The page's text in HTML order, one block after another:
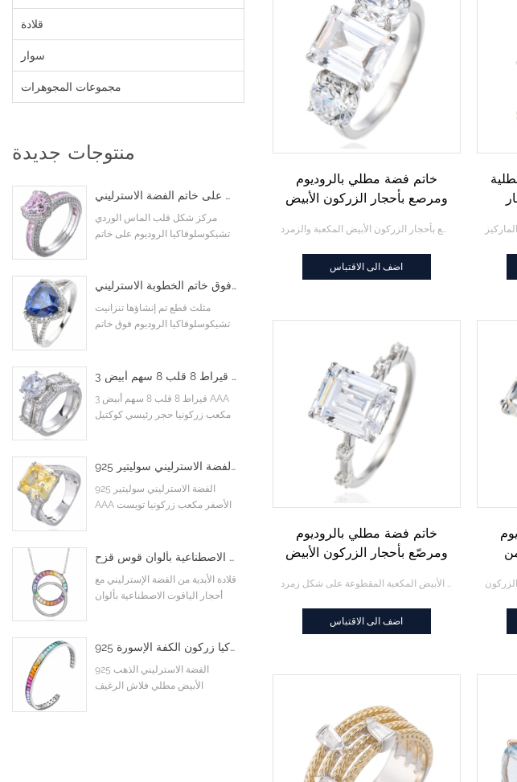
خاتم فضة مطلي بالروديوم
ومرصع بأحجار الزركون الأبيض
خاتم فضة مطلي بالروديوم ومرصع بأحجار الزركون الأبيض المكعبة والزمرد
اضف الى الاقتباس
خاتم فضة مطلي بالروديوم
ومرصّع بأحجار الزركون الأبيض
زمرد
خاتم فضة مطلي بالروديوم ومرصّع بأحجار الزركون الأبيض المكعبة المقطوعة على شكل زمرد
اضف الى الاقتباس
قلادة
سوار
مجموعات المجوهرات
منتوجات جديدة
شكل قلب الماس اللون الوردي مكعب زركونيا الروديوم على خاتم الفضة الاسترليني
مركز شكل قلب الماس الوردي
تشيكوسلوفاكيا الروديوم على خاتم
مثلث قطع تم إنشاؤها تنزانيت تشيكوسلوفاكيا الروديوم فوق خاتم الخطوبة الاسترليني
مثلث قطع تم إنشاؤها تنزانيت
تشيكوسلوفاكيا الروديوم فوق خاتم
3 قيراط 8 قلب 8 سهم أبيض AAA مكعب زركونيا حجر رئيسي كوكتيل خواتم خطوبة زفاف
3 قيراط 8 قلب 8 سهم أبيض AAA
مكعب زركونيا حجر رئيسي كوكتيل
925 الفضة الاسترليني سوليتير AAA الأصفر مكعب زركونيا تويست متقاطع إنفينيتي خاتم الخطوبة
925 الفضة الاسترليني سوليتير
AAA الأصفر مكعب زركونيا تويست
قلادة الأبدية من الفضة الإسترليني مع أحجار الياقوت الاصطناعية بألوان قوس قزح
قلادة الأبدية من الفضة الإسترليني مع
أحجار الياقوت الاصطناعية بألوان
925 الفضة الاسترليني الذهب الأبيض مطلي فلاش الرغيف الفرنسي الملونة تشيكوسلوفاكيا زركون الكفة الإسورة
925 الفضة الاسترليني الذهب
الأبيض مطلي فلاش الرغيف